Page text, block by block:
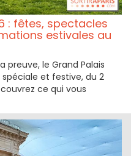
: fêtes, spectacles
estivales au
preuve, le Grand Palais
et festive, du 2
ce qui vous